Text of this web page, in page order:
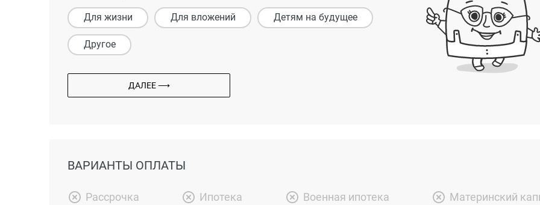
Для жизни Для вложений Детям на будущее
Другое
ДАЛЕЕ ⟶
ВАРИАНТЫ ОПЛАТЫ
Рассрочка Ипотека Военная ипотека Материнский